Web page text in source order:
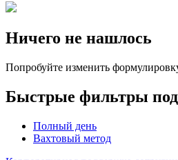
Ничего не нашлось
Попробуйте изменить
Быстрые фильтры
Полный день
Вахтовый метод